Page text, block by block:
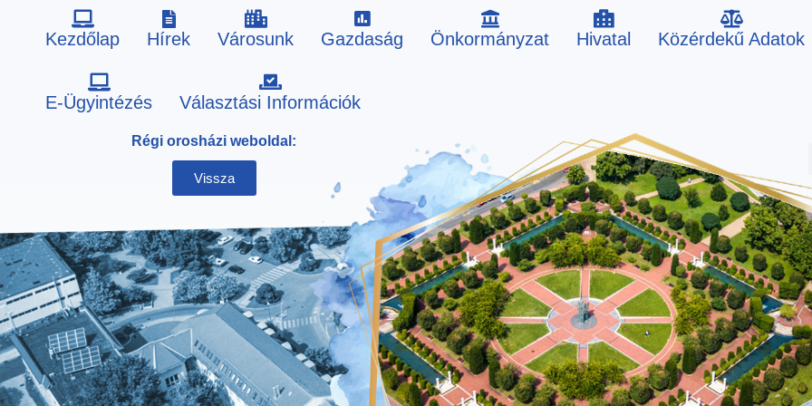
Kezdőlap Hírek Városunk Gazdaság Önkormányzat Hivatal Közérdekű Adatok
E-Ügyintézés Választási Információk
Régi orosházi weboldal:
Vissza